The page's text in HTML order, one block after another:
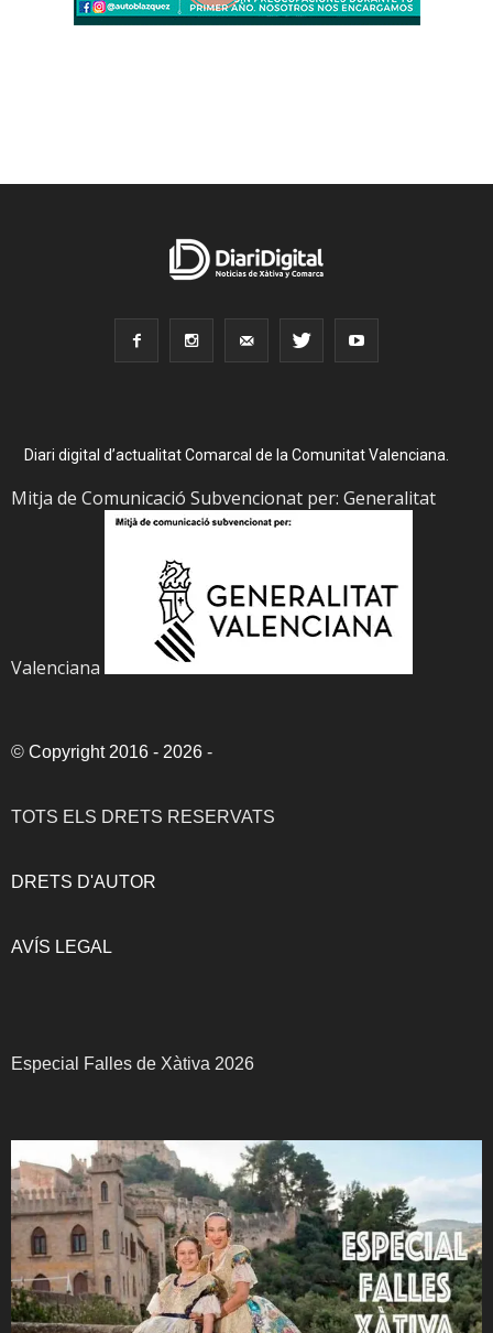
Diari digital d’actualitat Comarcal de la Comunitat Valenciana.
Mitja de Comunicació Subvencionat per: Generalitat
Valenciana
© Copyright 2016 - 2026 -
TOTS ELS DRETS RESERVATS
DRETS D'AUTOR
AVÍS LEGAL
Especial Falles de Xàtiva 2026